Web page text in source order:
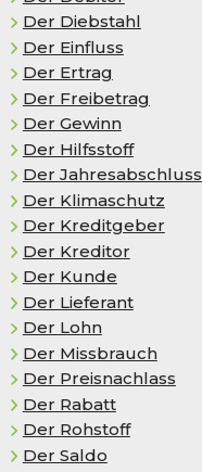
Der Diebstahl
Der Einfluss
Der Ertrag
Der Freibetrag
Der Gewinn
Der Hilfsstoff
Der Jahresabschluss
Der Klimaschutz
Der Kreditgeber
Der Kreditor
Der Kunde
Der Lieferant
Der Lohn
Der Missbrauch
Der Preisnachlass
Der Rabatt
Der Rohstoff
Der Saldo